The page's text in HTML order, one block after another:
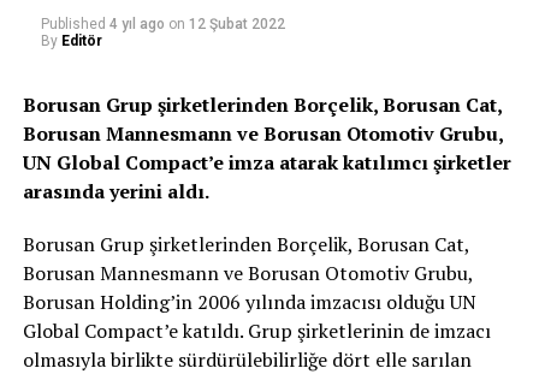
Published 4 yıl ago on 12 Şubat 2022
By Editör
Borusan Grup şirketlerinden Borçelik, Borusan Cat,
Borusan Mannesmann ve Borusan Otomotiv Grubu,
UN Global Compact’e imza atarak katılımcı şirketler
arasında yerini aldı.
Borusan Grup şirketlerinden Borçelik, Borusan Cat,
Borusan Mannesmann ve Borusan Otomotiv Grubu,
Borusan Holding’in 2006 yılında imzacısı olduğu UN
Global Compact’e katıldı. Grup şirketlerinin de imzacı
olmasıyla birlikte sürdürülebilirliğe dört elle sarılan